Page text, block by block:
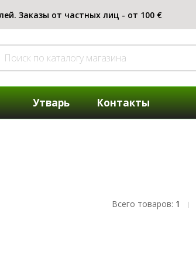
Утварь Контакты
Всего товаров: 1 |